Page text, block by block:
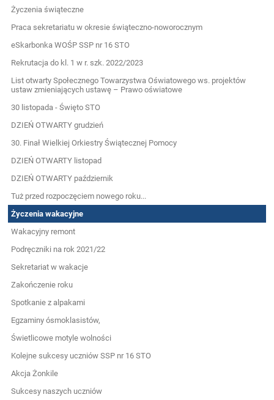
Życzenia świąteczne
Praca sekretariatu w okresie świąteczno-noworocznym
eSkarbonka WOŚP SSP nr 16 STO
Rekrutacja do kl. 1 w r. szk. 2022/2023
List otwarty Społecznego Towarzystwa Oświatowego ws. projektów
ustaw zmieniających ustawę – Prawo oświatowe
30 listopada - Święto STO
DZIEŃ OTWARTY grudzień
30. Finał Wielkiej Orkiestry Świątecznej Pomocy
DZIEŃ OTWARTY listopad
DZIEŃ OTWARTY październik
Tuż przed rozpoczęciem nowego roku...
Życzenia wakacyjne
Wakacyjny remont
Podręczniki na rok 2021/22
Sekretariat w wakacje
Zakończenie roku
Spotkanie z alpakami
Egzaminy ósmoklasistów,
Świetlicowe motyle wolności
Kolejne sukcesy uczniów SSP nr 16 STO
Akcja Żonkile
Sukcesy naszych uczniów